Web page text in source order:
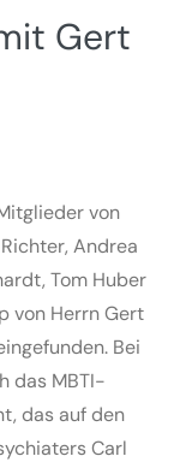
Gert
von
Andrea
Tom Huber
von Herrn Gert
Bei
das MBTI-
das auf den
Carl